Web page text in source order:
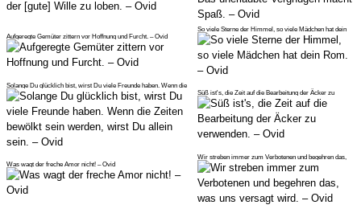
Aufgeregte Gemüter zittern vor Hoffnung und Furcht. – Ovid
So viele Sterne der Himmel, so viele Mädchen hat dein
Rom. – Ovid
Solange Du glücklich bist, wirst Du viele Freunde haben. Wenn die
Zeiten
Süß ist's, die Zeit auf die Bearbeitung der Äcker zu
verwenden. – Ovid
Was wagt der freche Amor nicht! – Ovid
Wir streben immer zum Verbotenen und begehren das,
was uns versagt wird.